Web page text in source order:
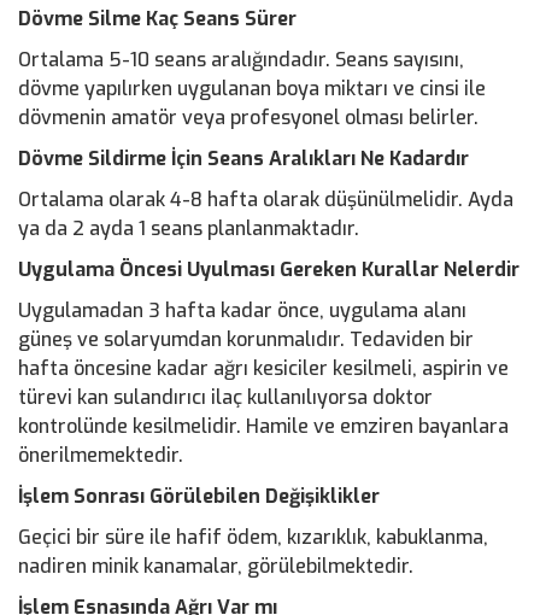
Dövme Silme Kaç Seans Sürer
Ortalama 5-10 seans aralığındadır. Seans sayısını,
dövme yapılırken uygulanan boya miktarı ve cinsi ile
dövmenin amatör veya profesyonel olması belirler.
Dövme Sildirme İçin Seans Aralıkları Ne Kadardır
Ortalama olarak 4-8 hafta olarak düşünülmelidir. Ayda
ya da 2 ayda 1 seans planlanmaktadır.
Uygulama Öncesi Uyulması Gereken Kurallar Nelerdir
Uygulamadan 3 hafta kadar önce, uygulama alanı
güneş ve solaryumdan korunmalıdır. Tedaviden bir
hafta öncesine kadar ağrı kesiciler kesilmeli, aspirin ve
türevi kan sulandırıcı ilaç kullanılıyorsa doktor
kontrolünde kesilmelidir. Hamile ve emziren bayanlara
önerilmemektedir.
İşlem Sonrası Görülebilen Değişiklikler
Geçici bir süre ile hafif ödem, kızarıklık, kabuklanma,
nadiren minik kanamalar, görülebilmektedir.
İşlem Esnasında Ağrı Var mı